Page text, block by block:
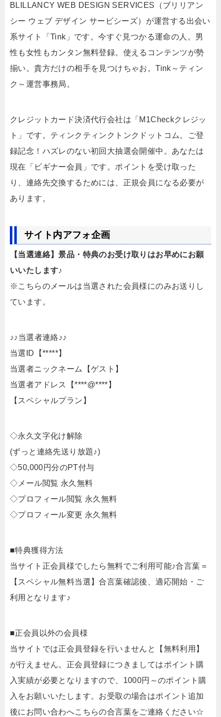
BLILLANCY WEB DESIGN SERVICES（ブリリアン
シー ウェブ デザイン サービシーズ）が運営する出会い
系サイト「Tink」です。今すぐ見つかる運命の人。男
性も女性もカンタン無料登録。使えるコンテンツが勢
揃い。貴方だけの相手を見つけちゃお。Tink～ティン
ク～運営事務局。
クレジットカード決済代行会社は「M1Checkクレジッ
ト」です。ティンクティンクトンクドットコム。ご登
録記念！ハズレのない初回大抽選会開催中。あなたは
現在「ビギナー会員」です。ポイントを受け取った
り、連絡先交換するためには、正規会員になる必要が
あります。
サイト内アフォ企画
【当選連絡】景品・特典のお受け取りはお早めにお願
いいたします♪
※こちらのメールは当選された会員様にのみお送りし
ています。
♪♪当選者連絡♪♪
当選ID【*****】
当選者ニックネーム【ゲスト】
当選者アドレス【****@****】
【スペシャルプラン】
◇永久文字化け解除
(ずっと連絡先送り放題♪)
◇50,000円分のPT付与
◇メール閲覧 永久無料
◇プロフィール閲覧 永久無料
◇プロフィール変更 永久無料
■特典獲得方法
当サイト正会員様でしたら無料でご利用可能♪合言葉＝
【スペシャル無料当選】合言葉確認後、適応開始・ご
利用となります♪
■正会員以外の会員様
当サイトでは正会員登録を行いませんと【無料利用】
が行えません。正会員登録につきましてはポイント購
入実績が必要となりますので、1000円～のポイント購
入をお願いいたします。お受取の場合はポイント追加
後にお問い合わへこちらの合言葉をご連絡ください☆